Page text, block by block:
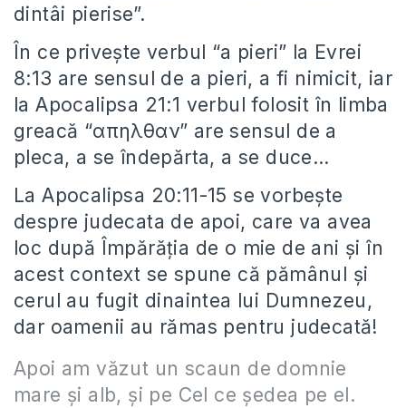
dintâi pierise”.
În ce privește verbul “a pieri” la Evrei
8:13 are sensul de a pieri, a fi nimicit, iar
la Apocalipsa 21:1 verbul folosit în limba
greacă “απηλθαν” are sensul de a
pleca, a se îndepărta, a se duce…
La Apocalipsa 20:11-15 se vorbește
despre judecata de apoi, care va avea
loc după Împărăția de o mie de ani și în
acest context se spune că pămânul și
cerul au fugit dinaintea lui Dumnezeu,
dar oamenii au rămas pentru judecată!
Apoi am văzut un scaun de domnie
mare şi alb, şi pe Cel ce şedea pe el.